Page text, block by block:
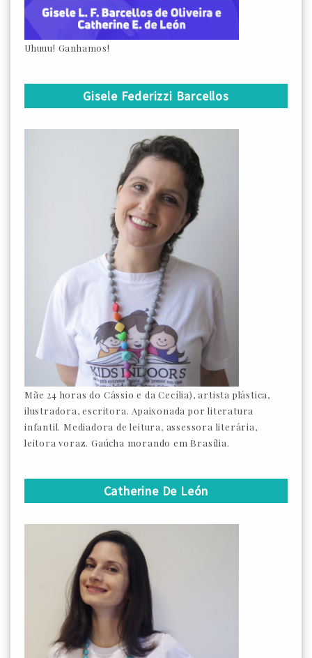
Uhuuu! Ganhamos!
Gisele Federizzi Barcellos
Mãe 24 horas do Cássio e da Cecília), artista plástica,
ilustradora, escritora. Apaixonada por literatura
infantil. Mediadora de leitura, assessora literária,
leitora voraz. Gaúcha morando em Brasília.
Catherine De León